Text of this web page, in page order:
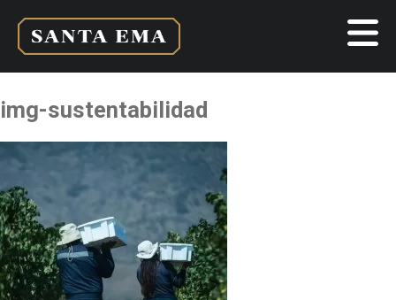
img-sustentabilidad